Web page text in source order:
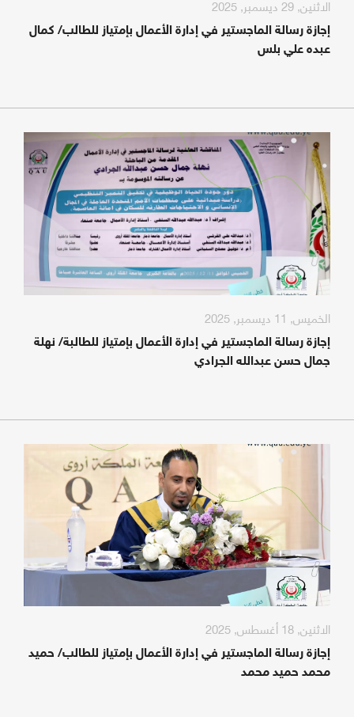
الاثنين, 29 ديسمبر, 2025
إجازة رسالة الماجستير في إدارة الأعمال بإمتياز للطالب/ كمال
عبده علي بلس
الخميس, 11 ديسمبر, 2025
إجازة رسالة الماجستير في إدارة الأعمال بإمتياز للطالبة/ نهلة
جمال حسن عبدالله الجرادي
الاثنين, 18 أغسطس, 2025
إجازة رسالة الماجستير في إدارة الأعمال بإمتياز للطالب/ حميد
محمد حميد محمد